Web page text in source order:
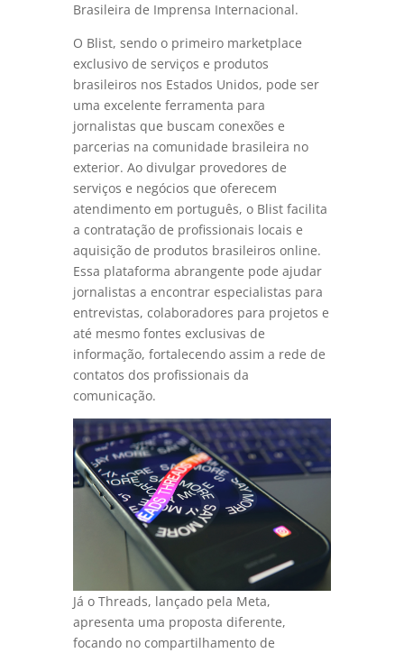
Brasileira de Imprensa Internacional.
O Blist, sendo o primeiro marketplace
exclusivo de serviços e produtos
brasileiros nos Estados Unidos, pode ser
uma excelente ferramenta para
jornalistas que buscam conexões e
parcerias na comunidade brasileira no
exterior. Ao divulgar provedores de
serviços e negócios que oferecem
atendimento em português, o Blist facilita
a contratação de profissionais locais e
aquisição de produtos brasileiros online.
Essa plataforma abrangente pode ajudar
jornalistas a encontrar especialistas para
entrevistas, colaboradores para projetos e
até mesmo fontes exclusivas de
informação, fortalecendo assim a rede de
contatos dos profissionais da
comunicação.
Já o Threads, lançado pela Meta,
apresenta uma proposta diferente,
focando no compartilhamento de